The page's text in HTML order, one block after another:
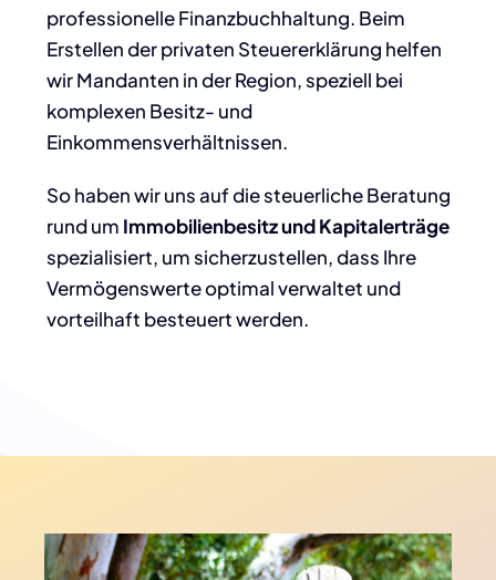
professionelle Finanzbuchhaltung. Beim
Erstellen der privaten Steuererklärung helfen
wir Mandanten in der Region, speziell bei
komplexen Besitz- und
Einkommensverhältnissen.
So haben wir uns auf die steuerliche Beratung
rund um Immobilienbesitz und Kapitalerträge
spezialisiert, um sicherzustellen, dass Ihre
Vermögenswerte optimal verwaltet und
vorteilhaft besteuert werden.